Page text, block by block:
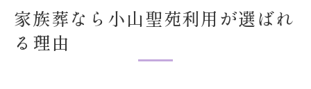
家族葬なら小山聖苑利用が選ばれ
る理由